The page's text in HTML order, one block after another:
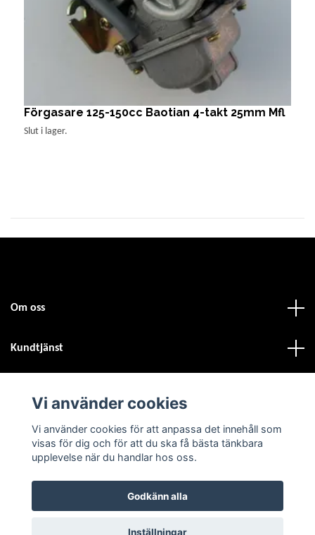
Förgasare 125-150cc Baotian 4-takt 25mm Mfl
Slut i lager.
Om oss
Kundtjänst
Sociala medier
© 2026 Atvdäck.se
Vi använder cookies
Vi använder cookies för att anpassa det innehåll som
visas för dig och för att du ska få bästa tänkbara
upplevelse när du handlar hos oss.
Godkänn alla
Inställningar